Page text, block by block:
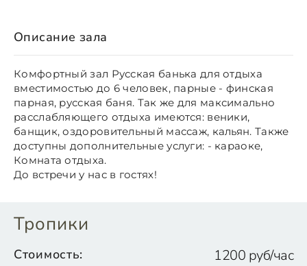
Описание зала
Комфортный зал Русская банька для отдыха
вместимостью до 6 человек, парные - финская
парная, русская баня. Так же для максимально
расслабляющего отдыха имеются: веники,
банщик, оздоровительный массаж, кальян. Также
доступны дополнительные услуги: - караоке,
Комната отдыха.
До встречи у нас в гостях!
Тропики
Стоимость: 1200 руб/час